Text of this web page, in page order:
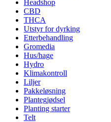
Headshop
CBD
THCA
Utstyr for dyrking
Etterbehandling
Gromedia
Hus/hage
Hydro
Klimakontroll
Liljer
Pakkeløsning
Plantegjødsel
Planting starter
Telt